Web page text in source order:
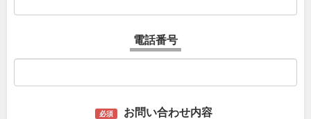
電話番号
必須 お問い合わせ内容